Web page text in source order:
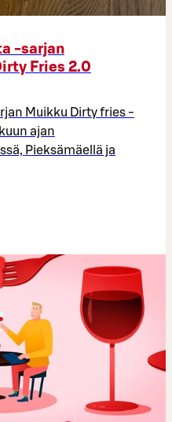
-sarjan
Fries 2.0
Muikku Dirty fries -
ajan
Pieksämäellä ja